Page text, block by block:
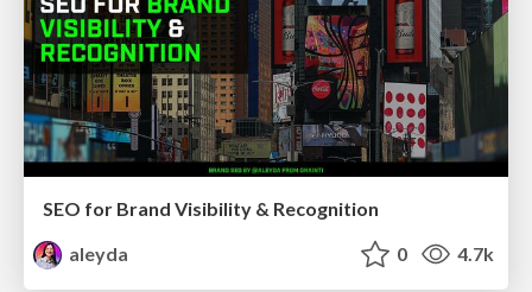
SEO for Brand Visibility & Recognition
aleyda
0 4.7k